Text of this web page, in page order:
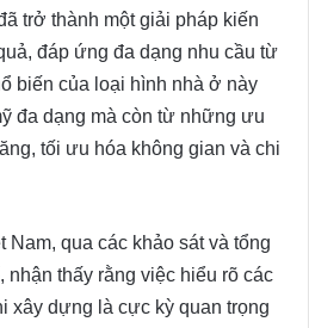
trở thành một giải pháp kiến
đáp ứng đa dạng nhu cầu từ
biến của loại hình nhà ở này
đa dạng mà còn từ những ưu
tối ưu hóa không gian và chi
qua các khảo sát và tổng
nhận thấy rằng việc hiểu rõ các
xây dựng là cực kỳ quan trọng